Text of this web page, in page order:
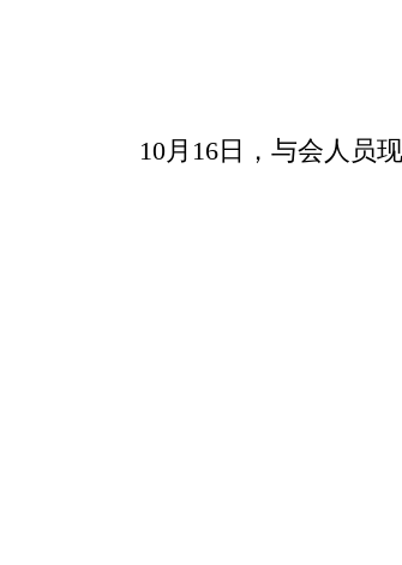
10月16日，与会人员